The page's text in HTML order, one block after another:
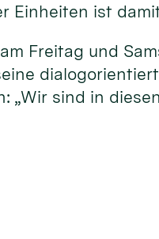
Einheiten ist
Freitag und
„Wir sind in